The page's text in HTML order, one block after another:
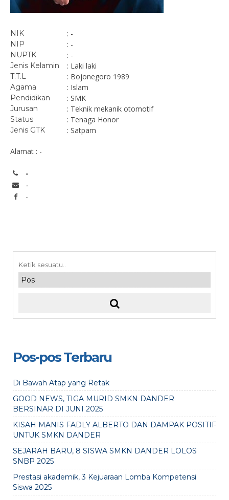
NIK : -
NIP : -
NUPTK : -
Jenis Kelamin : Laki laki
T.T.L : Bojonegoro 1989
Agama : Islam
Pendidikan : SMK
Jurusan : Teknik mekanik otomotif
Status : Tenaga Honor
Jenis GTK : Satpam
Alamat : -
-
-
-
Pos-pos Terbaru
Di Bawah Atap yang Retak
GOOD NEWS, TIGA MURID SMKN DANDER
BERSINAR DI JUNI 2025
KISAH MANIS FADLY ALBERTO DAN DAMPAK POSITIF
UNTUK SMKN DANDER
SEJARAH BARU, 8 SISWA SMKN DANDER LOLOS
SNBP 2025
Prestasi akademik, 3 Kejuaraan Lomba Kompetensi
Siswa 2025